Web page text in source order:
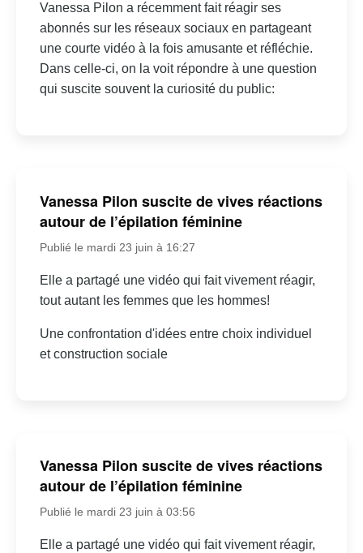
Vanessa Pilon a récemment fait réagir ses
abonnés sur les réseaux sociaux en partageant
une courte vidéo à la fois amusante et réfléchie.
Dans celle-ci, on la voit répondre à une question
qui suscite souvent la curiosité du public:
Vanessa Pilon suscite de vives réactions
autour de l’épilation féminine
Publié le mardi 23 juin à 16:27
Elle a partagé une vidéo qui fait vivement réagir,
tout autant les femmes que les hommes!
Une confrontation d'idées entre choix individuel
et construction sociale
Vanessa Pilon suscite de vives réactions
autour de l’épilation féminine
Publié le mardi 23 juin à 03:56
Elle a partagé une vidéo qui fait vivement réagir,